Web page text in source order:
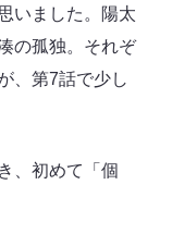
いました。陽太
の孤独。それぞ
、第7話で少し
、初めて「個